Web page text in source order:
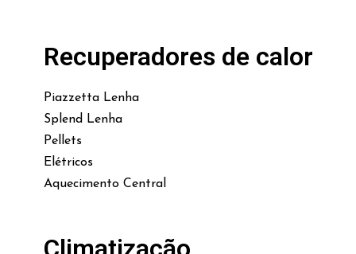
Recuperadores de calor
Piazzetta Lenha
Splend Lenha
Pellets
Elétricos
Aquecimento Central